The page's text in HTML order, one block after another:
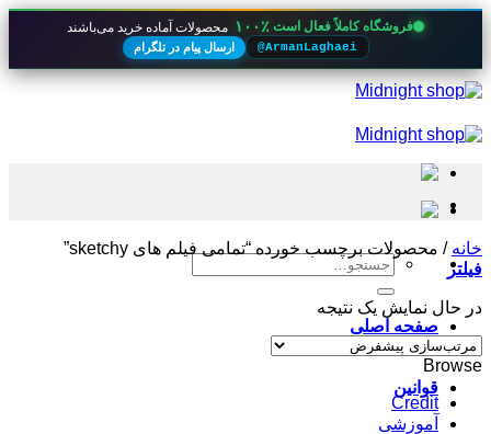
فروشگاه کاملاً فعال است ۱۰۰٪ محصولات آماده خرید می‌باشند
@ArmanLaghaei ارسال پیام در تلگرام
Skip
to
جستجو
صفحه اصلی
قوانین
خانه / محصولات برچسب خورده “تمامی فیلم های sketchy”
فیلتر
در حال نمایش یک نتیجه
Browse
Credit
آموزشی